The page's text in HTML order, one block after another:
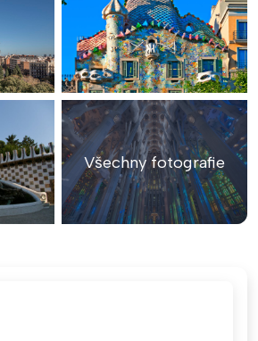
Všechny fotografie